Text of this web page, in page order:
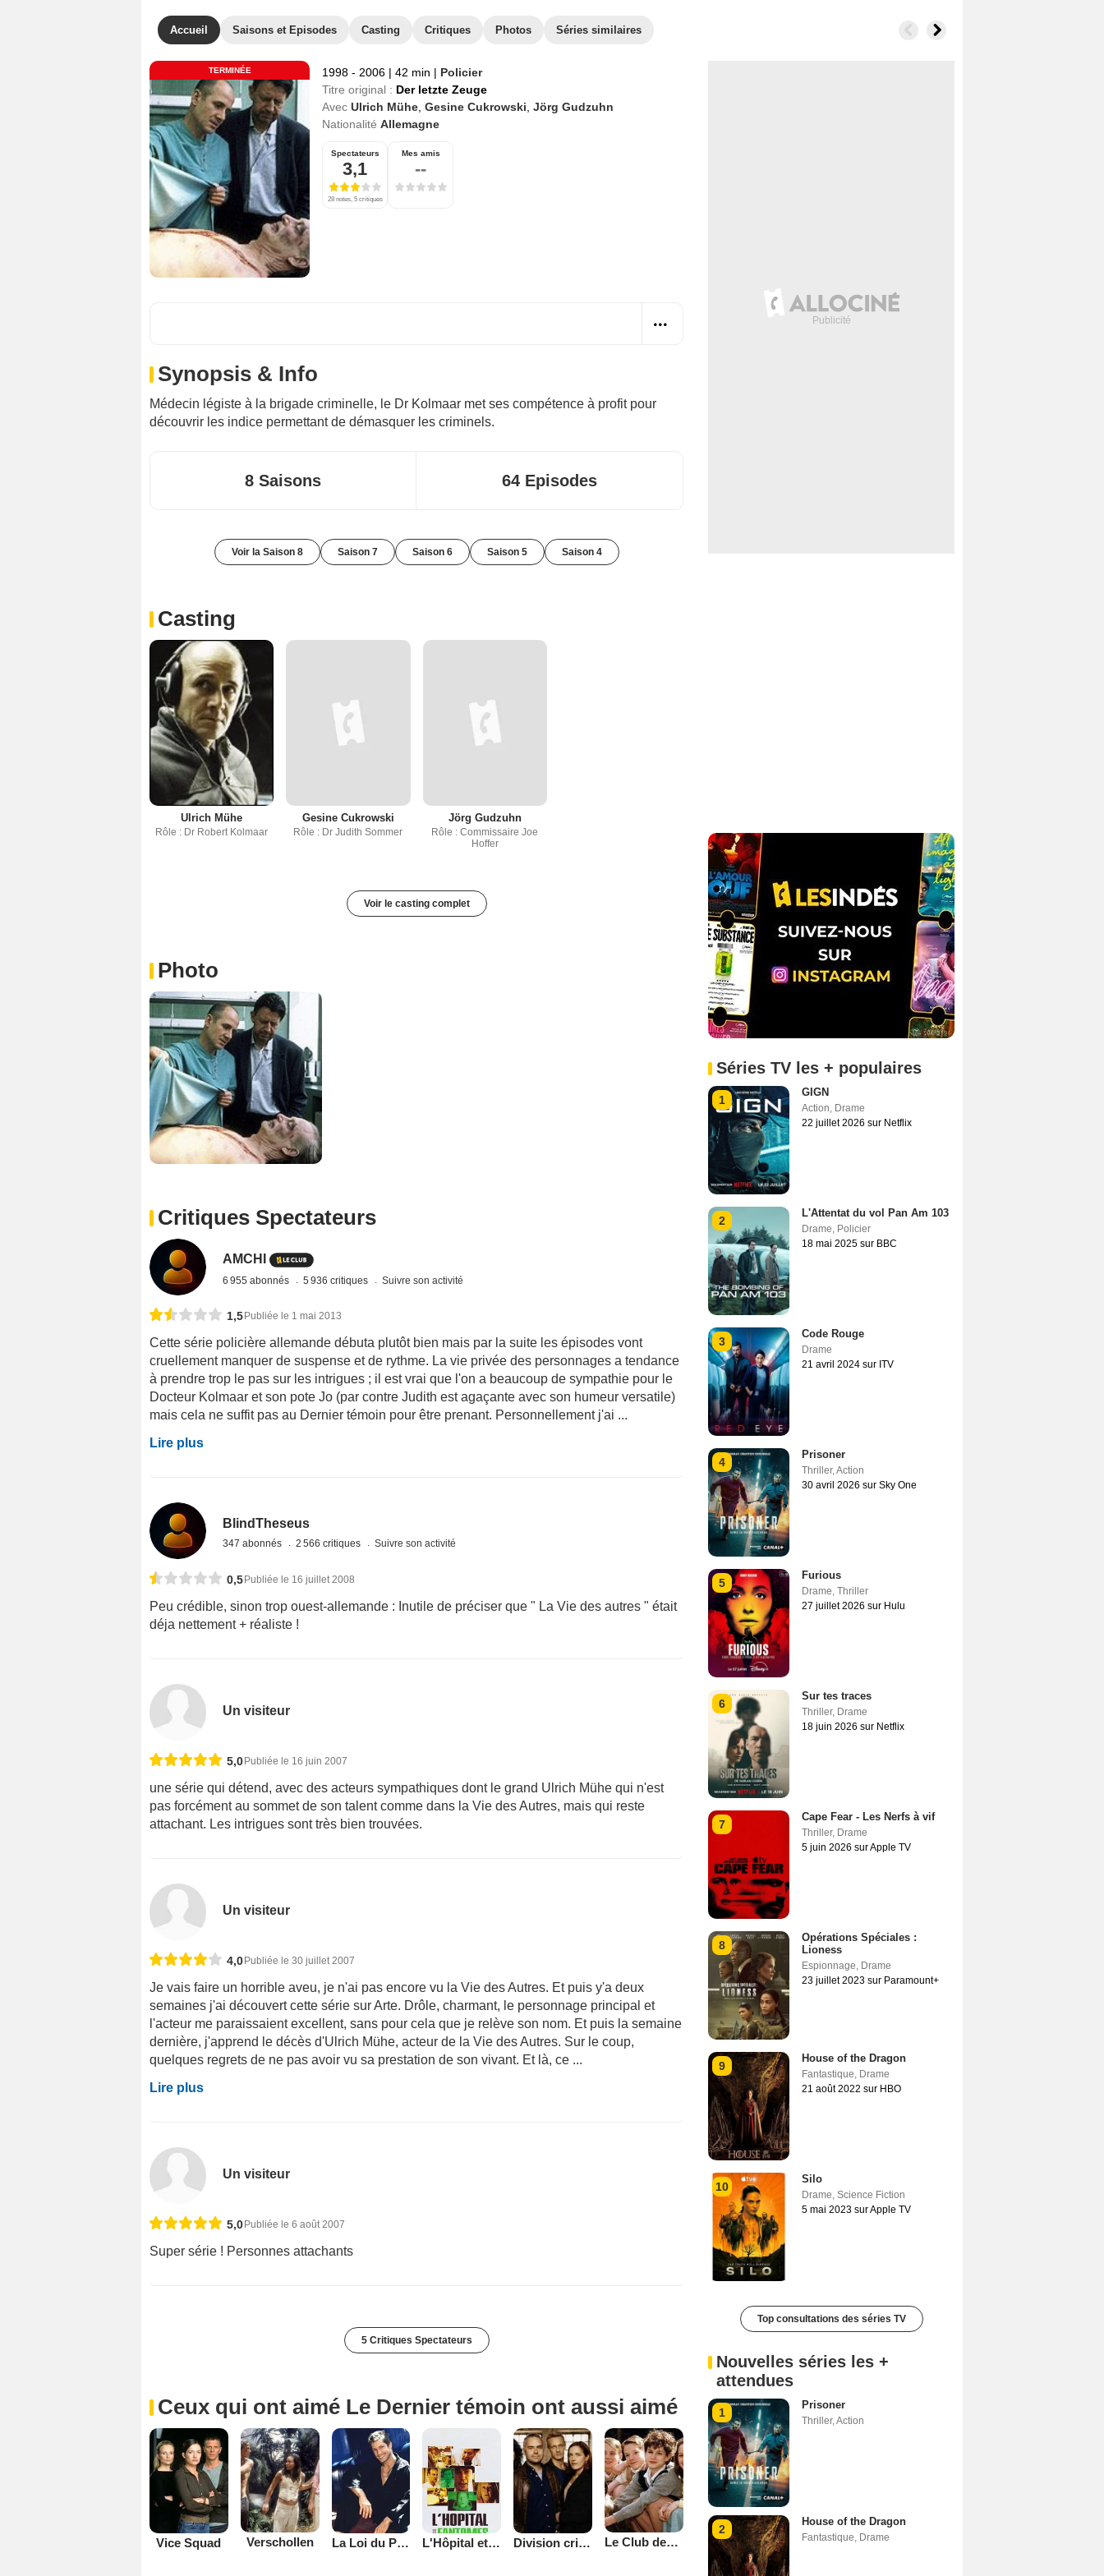
Accueil Saisons et Episodes Casting Critiques Photos Séries similaires
TERMINÉE 1998 - 2006 | 42 min | Policier
Titre original : Der letzte Zeuge
Avec Ulrich Mühe Gesine Cukrowski Jörg Gudzuhn
Nationalité Allemagne
Spectateurs
3,1
28 notes, 5 critiques
Mes amis
--
Synopsis & Info
Médecin légiste à la brigade criminelle, le Dr Kolmaar met ses compétence à profit pour
découvrir les indice permettant de démasquer les criminels.
8 Saisons 64 Episodes
Voir la Saison 8 Saison 7 Saison 6 Saison 5 Saison 4
Casting
Ulrich Mühe
Rôle : Dr Robert Kolmaar
Gesine Cukrowski
Rôle : Dr Judith Sommer
Jörg Gudzuhn
Rôle : Commissaire Joe
Hoffer
Voir le casting complet
Photo
Critiques Spectateurs
AMCHI
6 955 abonnés 5 936 critiques Suivre son activité
1,5 Publiée le 1 mai 2013
Cette série policière allemande débuta plutôt bien mais par la suite les épisodes vont
cruellement manquer de suspense et de rythme. La vie privée des personnages a tendance
à prendre trop le pas sur les intrigues ; il est vrai que l'on a beaucoup de sympathie pour le
Docteur Kolmaar et son pote Jo (par contre Judith est agaçante avec son humeur versatile)
mais cela ne suffit pas au Dernier témoin pour être prenant. Personnellement j'ai ...
Lire plus
BlindTheseus
347 abonnés 2 566 critiques Suivre son activité
0,5 Publiée le 16 juillet 2008
Peu crédible, sinon trop ouest-allemande : Inutile de préciser que " La Vie des autres " était
déja nettement + réaliste !
Un visiteur
5,0 Publiée le 16 juin 2007
une série qui détend, avec des acteurs sympathiques dont le grand Ulrich Mühe qui n'est
pas forcément au sommet de son talent comme dans la Vie des Autres, mais qui reste
attachant. Les intrigues sont très bien trouvées.
Un visiteur
4,0 Publiée le 30 juillet 2007
Je vais faire un horrible aveu, je n'ai pas encore vu la Vie des Autres. Et puis y'a deux
semaines j'ai découvert cette série sur Arte. Drôle, charmant, le personnage principal et
l'acteur me paraissaient excellent, sans pour cela que je relève son nom. Et puis la semaine
dernière, j'apprend le décès d'Ulrich Mühe, acteur de la Vie des Autres. Sur le coup,
quelques regrets de ne pas avoir vu sa prestation de son vivant. Et là, ce ...
Lire plus
Un visiteur
5,0 Publiée le 6 août 2007
Super série ! Personnes attachants
5 Critiques Spectateurs
Ceux qui ont aimé Le Dernier témoin ont aussi aimé
Vice Squad Verschollen La Loi du Puma L'Hôpital et Ses Fantômes Division criminelle Le Club des cinq (1996)
Séries TV les + populaires
1
GIGN
Action, Drame
22 juillet 2026 sur Netflix
2
L'Attentat du vol Pan Am 103
Drame, Policier
18 mai 2025 sur BBC
3
Code Rouge
Drame
21 avril 2024 sur ITV
4
Prisoner
Thriller,Action
30 avril 2026 sur Sky One
5
Furious
Drame, Thriller
27 juillet 2026 sur Hulu
6
Sur tes traces
Thriller, Drame
18 juin 2026 sur Netflix
7
Cape Fear - Les Nerfs à vif
Thriller, Drame
5 juin 2026 sur Apple TV
8
Opérations Spéciales :
Lioness
Espionnage, Drame
23 juillet 2023 sur Paramount+
9
House of the Dragon
Fantastique, Drame
21 août 2022 sur HBO
10
Silo
Drame, Science Fiction
5 mai 2023 sur Apple TV
Top consultations des séries TV
Nouvelles séries les +
attendues
1
Prisoner
Thriller,Action
2
House of the Dragon
Fantastique, Drame